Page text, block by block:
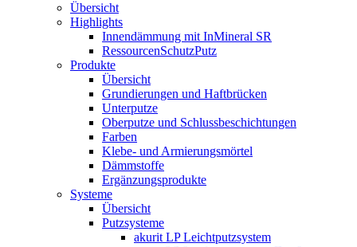
Übersicht
Highlights
Innendämmung mit InMineral SR
RessourcenSchutzPutz
Produkte
Übersicht
Grundierungen und Haftbrücken
Unterputze
Oberputze und Schlussbeschichtungen
Farben
Klebe- und Armierungsmörtel
Dämmstoffe
Ergänzungsprodukte
Systeme
Übersicht
Putzsysteme
akurit LP Leichtputzsystem